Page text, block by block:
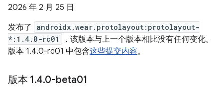
2026 年 2 月 25 日
发布了
androidx.wear.protolayout:protolayout-
*:1.4.0-rc01
，该版本与上一个版本相比没有任何变化。
版本 1.4.0-rc01 中包含这些提交内容。
版本 1.4.0-beta01